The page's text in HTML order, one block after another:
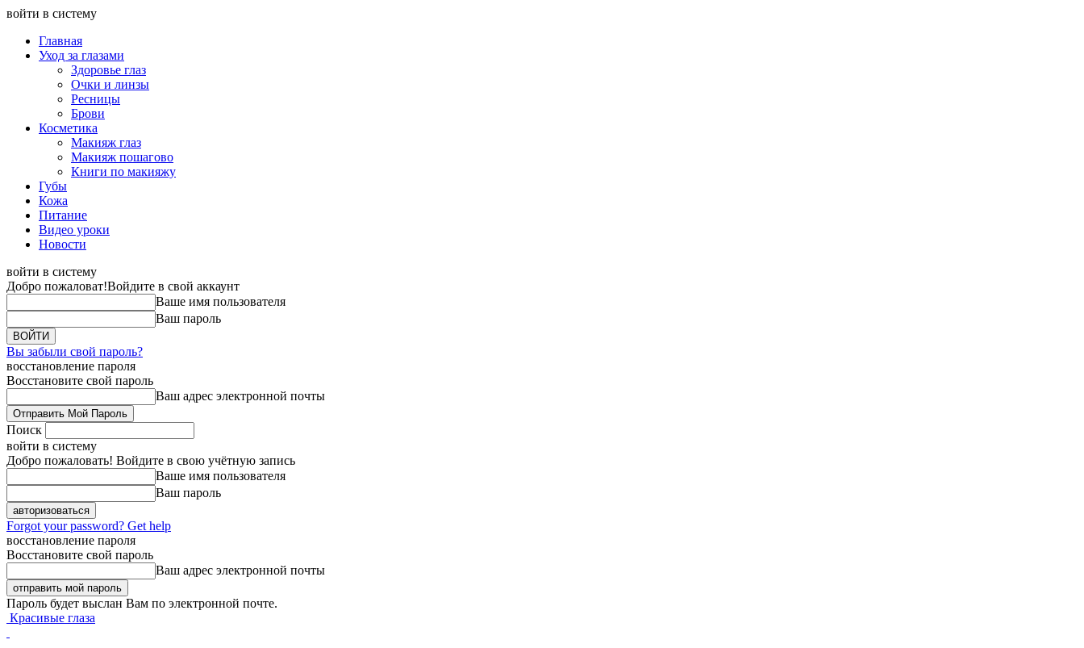
войти в систему
Главная
Уход за глазами
Здоровье глаз
Очки и линзы
Ресницы
Брови
Косметика
Макияж глаз
Макияж пошагово
Книги по макияжу
Губы
Кожа
Питание
Видео уроки
Новости
войти в систему
Добро пожаловат!Войдите в свой аккаунт
Ваше имя пользователя
Ваш пароль
Вы забыли свой пароль?
восстановление пароля
Восстановите свой пароль
Ваш адрес электронной почты
Поиск
войти в систему
Добро пожаловать! Войдите в свою учётную запись
Ваше имя пользователя
Ваш пароль
Forgot your password? Get help
восстановление пароля
Восстановите свой пароль
Ваш адрес электронной почты
Пароль будет выслан Вам по электронной почте.
Красивые глаза